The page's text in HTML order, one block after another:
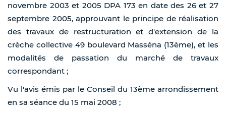
novembre 2003 et 2005 DPA 173 en date des 26 et 27
septembre 2005, approuvant le principe de réalisation
des travaux de restructuration et d'extension de la
crèche collective 49 boulevard Masséna (13ème), et les
modalités de passation du marché de travaux
correspondant ;
Vu l'avis émis par le Conseil du 13ème arrondissement
en sa séance du 15 mai 2008 ;